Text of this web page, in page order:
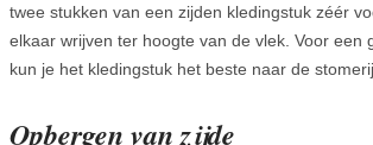
twee stukken van een zijden kledingstuk zéér
elkaar wrijven ter hoogte van de vlek. Voor een
kun je het kledingstuk het beste naar de
Opbergen van zijde